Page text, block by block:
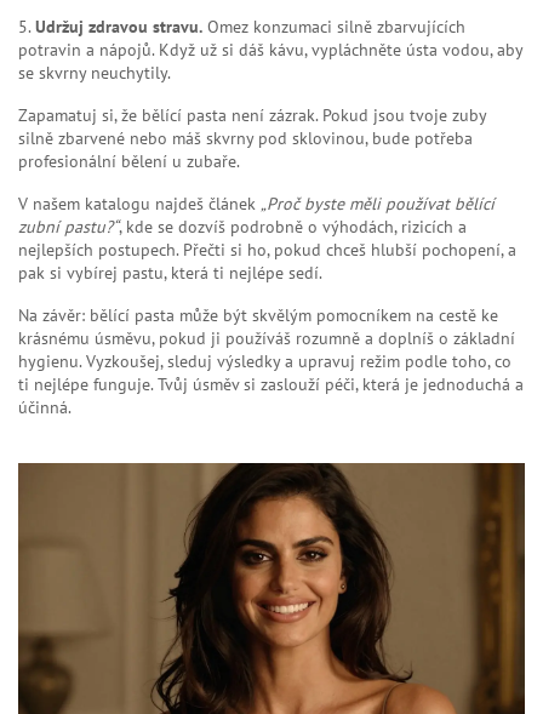
5. Udržuj zdravou stravu. Omez konzumaci silně zbarvujících
potravin a nápojů. Když už si dáš kávu, vypláchněte ústa vodou, aby
se skvrny neuchytily.
Zapamatuj si, že bělící pasta není zázrak. Pokud jsou tvoje zuby
silně zbarvené nebo máš skvrny pod sklovinou, bude potřeba
profesionální bělení u zubaře.
V našem katalogu najdeš článek „Proč byste měli používat bělící
zubní pastu?“, kde se dozvíš podrobně o výhodách, rizicích a
nejlepších postupech. Přečti si ho, pokud chceš hlubší pochopení, a
pak si vybírej pastu, která ti nejlépe sedí.
Na závěr: bělící pasta může být skvělým pomocníkem na cestě ke
krásnému úsměvu, pokud ji používáš rozumně a doplníš o základní
hygienu. Vyzkoušej, sleduj výsledky a upravuj režim podle toho, co
ti nejlépe funguje. Tvůj úsměv si zaslouží péči, která je jednoduchá a
účinná.